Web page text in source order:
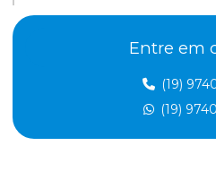
Embalagens nylon poli
Embalegem valvulada para pó
Entre em
(19)
(19)